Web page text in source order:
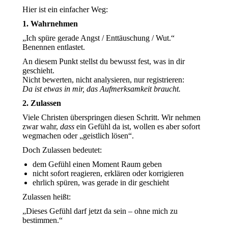
Hier ist ein einfacher Weg:
1. Wahrnehmen
„Ich spüre gerade Angst / Enttäuschung / Wut.“
Benennen entlastet.
An diesem Punkt stellst du bewusst fest, was in dir
geschieht.
Nicht bewerten, nicht analysieren, nur registrieren:
Da ist etwas in mir, das Aufmerksamkeit braucht.
2. Zulassen
Viele Christen überspringen diesen Schritt. Wir nehmen
zwar wahr, dass ein Gefühl da ist, wollen es aber sofort
wegmachen oder „geistlich lösen“.
Doch Zulassen bedeutet:
dem Gefühl einen Moment Raum geben
nicht sofort reagieren, erklären oder korrigieren
ehrlich spüren, was gerade in dir geschieht
Zulassen heißt:
„Dieses Gefühl darf jetzt da sein – ohne mich zu
bestimmen.“